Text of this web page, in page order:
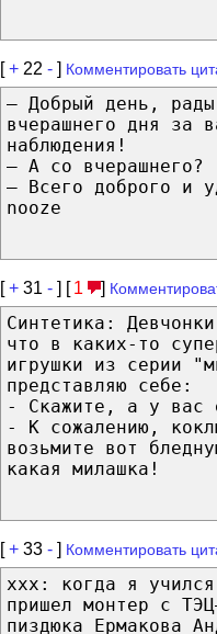
[+ 22 - ] Комментировать
— Добрый день,
вчерашнего дня за
наблюдения!
— А со вчерашнего?
— Всего доброго и
nooze
[+ 31 - ] [ 1 ]
Синтетика:
что в каких-то
игрушки из серии
представляю себе:
- Скажите, а у вас
- К сожалению,
возьмите вот
какая милашка!
[+ 33 - ] Комментировать
xxx: когда я
пришел монтер с
пиздюка Ермакова